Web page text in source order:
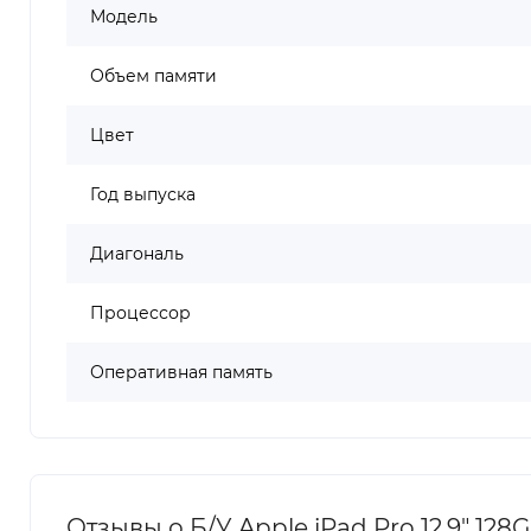
Модель
Объем памяти
Цвет
Год выпуска
Диагональ
Процессор
Оперативная память